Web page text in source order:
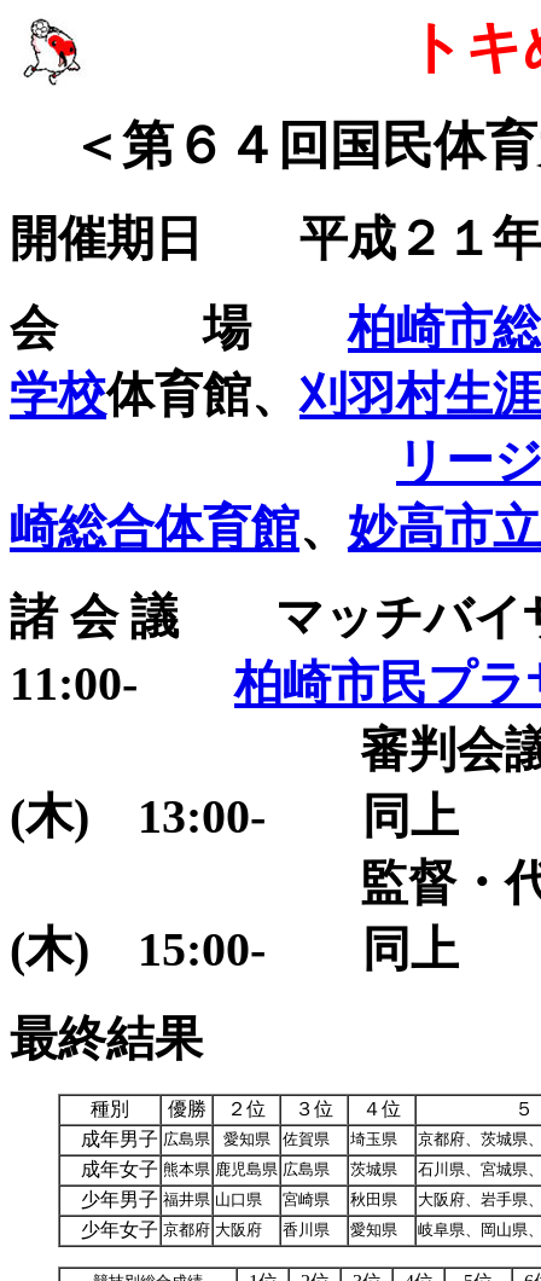
ト
＜第６４回国民体
開催期日 平成２１年
会 場柏崎市
学校体育館、刈羽村生
リー
崎総合体育館、 妙高市
諸 会 議 マッチバ
11:00-柏崎市民プラ
審判会
(木) 13:00- 同上
監督・代表
(木) 15:00- 同上
最終結果
種別 優勝 ２位 ３位 ４位
成年男子 広島県 愛知県 佐賀県 埼玉県 京都府、茨城県
成年女子 熊本県 鹿児島県 広島県 茨城県 石川県、宮城県
少年男子 福井県 山口県 宮崎県 秋田県 大阪府、岩手県
少年女子 京都府 大阪府 香川県 愛知県 岐阜県、岡山県